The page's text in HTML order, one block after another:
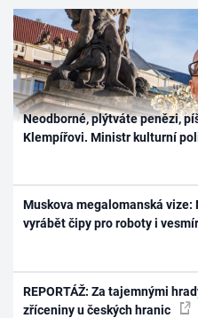
Neodborné, plýtváte penězi,
Klempířovi. Ministr kulturní
Muskova megalomanská
vyrábět čipy pro roboty i vesmír
REPORTÁŽ: Za tajemnými
zříceniny u českých hranic